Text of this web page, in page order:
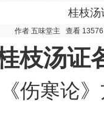
桂枝汤
作者 五味堂主 查看
枝汤证
《伤寒论